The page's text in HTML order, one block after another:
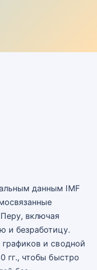
данным IMF
включая
и безработицу.
и сводной
гг., чтобы быстро